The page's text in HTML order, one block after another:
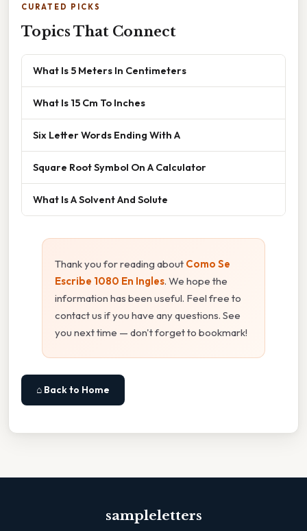
CURATED PICKS
Topics That Connect
What Is 5 Meters In Centimeters
What Is 15 Cm To Inches
Six Letter Words Ending With A
Square Root Symbol On A Calculator
What Is A Solvent And Solute
Thank you for reading about Como Se
Escribe 1080 En Ingles. We hope the
information has been useful. Feel free to
contact us if you have any questions. See
you next time — don't forget to bookmark!
⌂ Back to Home
sampleletters